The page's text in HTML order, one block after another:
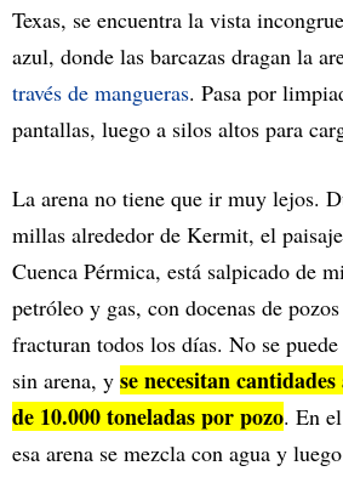
Texas, se encuentra la vista
azul, donde las barcazas dragan la
través de mangueras. Pasa por
pantallas, luego a silos altos para
La arena no tiene que ir muy lejos.
millas alrededor de Kermit, el
Cuenca Pérmica, está salpicado de
petróleo y gas, con docenas de
fracturan todos los días. No se
sin arena, y se necesitan
de 10.000 toneladas por pozo. En
esa arena se mezcla con agua y